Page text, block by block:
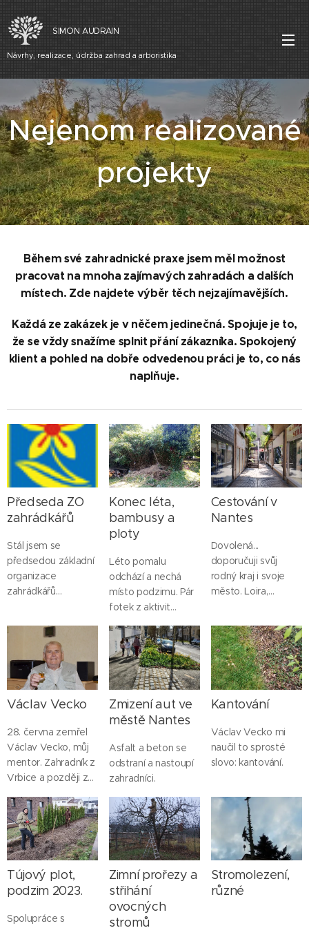
SIMON AUDRAIN
Návrhy, realizace, údržba zahrad a arboristika
Nejenom realizované
projekty
Během své zahradnické praxe jsem měl možnost
pracovat na mnoha zajímavých zahradách a dalších
místech. Zde najdete výběr těch nejzajímavějších.
Každá ze zakázek je v něčem jedinečná. Spojuje je to,
že se vždy snažíme splnit přání zákazníka. Spokojený
klient a pohled na dobře odvedenou práci je to, co nás
naplňuje.
Předseda ZO
zahrádkářů
Stál jsem se
předsedou základní
organizace
zahrádkářů
Tomáš Krombholz a
David Jaroš.
Konec léta,
bambusy a
ploty
Léto pomalu
odchází a nechá
místo podzimu. Pár
fotek z aktivit
veder, dešťů a
začínajícího babího
léta:
Cestování v
Nantes
Dovolená...
doporučuji svůj
rodný kraj i svoje
město. Loira,
najdete velice
kvalitní kulturní
festival. Festival je
celoroční:Office de
tourisme de Nantes
Métropole - Site
officiel | Le Voyage
à Nantes
(levoyageanantes.fr)
Václav Vecko
28. června zemřel
Václav Vecko, můj
mentor. Zahradník z
Vrbice a později z
Setkali jsme se, kdy
byl u konce své
kariéry a já na
začátku. Vzal mě
sebou a učil mě.
"Vecko zná
všecko."
Zmizení aut ve
městě Nantes
Asfalt a beton se
odstraní a nastoupí
zahradníci.
Kantování
Václav Vecko mi
naučil to sprosté
slovo: kantování.
Tújový plot,
podzim 2023.
Spolupráce s
Zimní prořezy a
střihání
ovocných
stromů
Stromolezení,
různé